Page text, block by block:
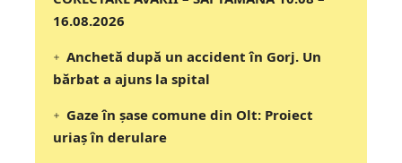
16.08.2026
Anchetă după un accident în Gorj. Un
bărbat a ajuns la spital
Gaze în șase comune din Olt: Proiect
uriaș în derulare